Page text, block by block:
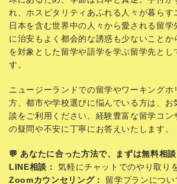
れ、ホスピタリティあふれる人々が暮らす
日本を含む世界中の人々から愛される留
に治安もよく都会的な誘惑も少ないことか
を対象とした留学や語学を学ぶ留学先とし
す。
ニュージーランドでの留学やワーキングホ
方、都市や学校選びに悩んでいる方は、お
談をご利用ください。経験豊富な留学コン
の疑問や不安に丁寧にお答えいたします。
💬 あなたに合った方法で、まずは無料相談
LINE相談：
気軽にチャットでのやり取り
Zoomカウンセリング：
留学プランにつ